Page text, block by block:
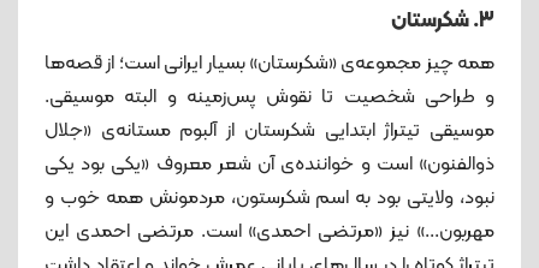
3. شکرستان
همه چیز مجموعه‌ی «شکرستان» بسیار ایرانی است؛ از قصه‌ها
و طراحی شخصیت تا نقوش پس‌زمینه و البته موسیقی.
موسیقی تیتراژ ابتدایی شکرستان از آلبوم مستانه‌ی «جلال
ذوالفنون» است و خواننده‌ی آن شعر معروف «یکی بود یکی
نبود، ولایتی بود به اسم شکرستون، مردمونش همه خوب و
مهربون...» نیز «مرتضی احمدی» است. مرتضی احمدی این